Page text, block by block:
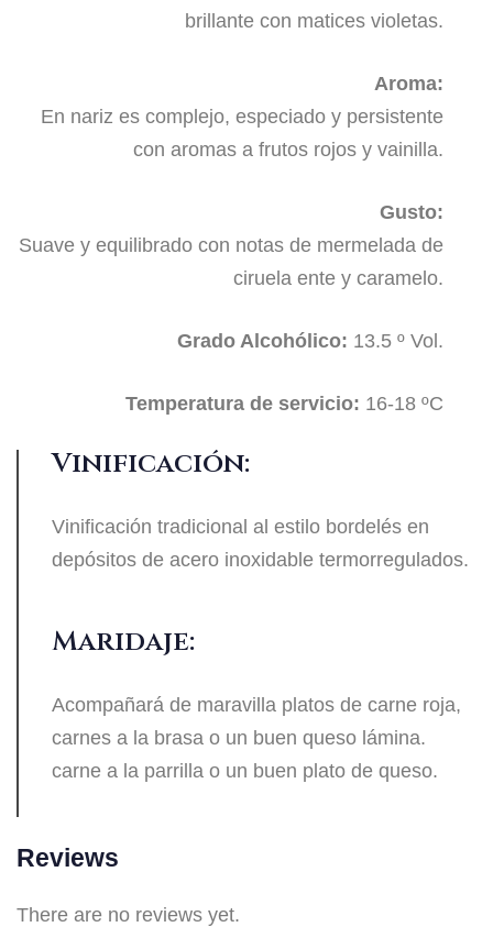
brillante con matices violetas.
Aroma:
En nariz es complejo, especiado y persistente
con aromas a frutos rojos y vainilla.
Gusto:
Suave y equilibrado con notas de mermelada de
ciruela ente y caramelo.
Grado Alcohólico: 13.5 º Vol.
Temperatura de servicio: 16-18 ºC
Vinificación:
Vinificación tradicional al estilo bordelés en
depósitos de acero inoxidable termorregulados.
Maridaje:
Acompañará de maravilla platos de carne roja,
carnes a la brasa o un buen queso lámina.
carne a la parrilla o un buen plato de queso.
Reviews
There are no reviews yet.